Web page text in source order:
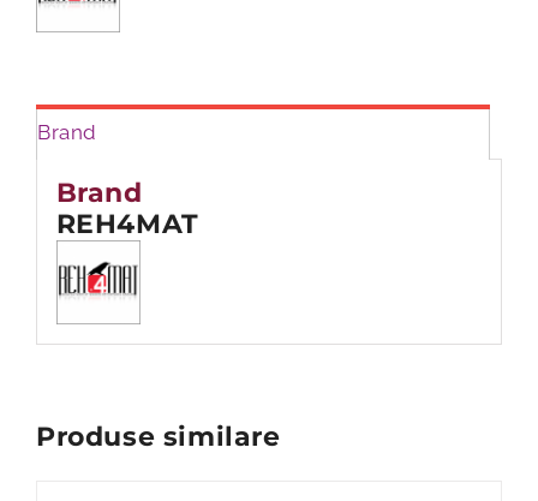
Brand
Brand
REH4MAT
Produse similare